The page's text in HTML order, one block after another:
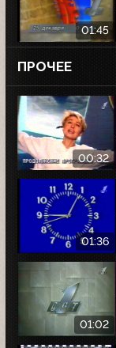
01:45
ПРОЧЕЕ
00:32
01:36
01:02